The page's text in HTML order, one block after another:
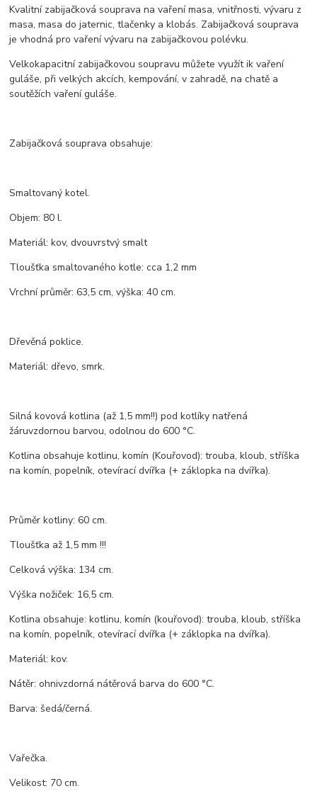
Kvalitní zabijačková souprava na vaření masa, vnitřnosti, vývaru z
masa, masa do jaternic, tlačenky a klobás. Zabijačková souprava
je vhodná pro vaření vývaru na zabijačkovou polévku.
Velkokapacitní zabijačkovou soupravu můžete využít ik vaření
guláše, při velkých akcích, kempování, v zahradě, na chatě a
soutěžích vaření guláše.
Zabijačková souprava obsahuje:
Smaltovaný kotel.
Objem: 80 l.
Materiál: kov, dvouvrstvý smalt
Tloušťka smaltovaného kotle: cca 1,2 mm
Vrchní průměr: 63,5 cm, výška: 40 cm.
Dřevěná poklice.
Materiál: dřevo, smrk.
Silná kovová kotlina (až 1,5 mm!!) pod kotlíky natřená
žáruvzdornou barvou, odolnou do 600 °C.
Kotlina obsahuje kotlinu, komín (Kouřovod): trouba, kloub, stříška
na komín, popelník, otevírací dvířka (+ záklopka na dvířka).
Průměr kotliny: 60 cm.
Tloušťka až 1,5 mm !!!
Celková výška: 134 cm.
Výška nožiček: 16,5 cm.
Kotlina obsahuje: kotlinu, komín (kouřovod): trouba, kloub, stříška
na komín, popelník, otevírací dvířka (+ záklopka na dvířka).
Materiál: kov.
Nátěr: ohnivzdorná nátěrová barva do 600 °C.
Barva: šedá/černá.
Vařečka.
Velikost: 70 cm.